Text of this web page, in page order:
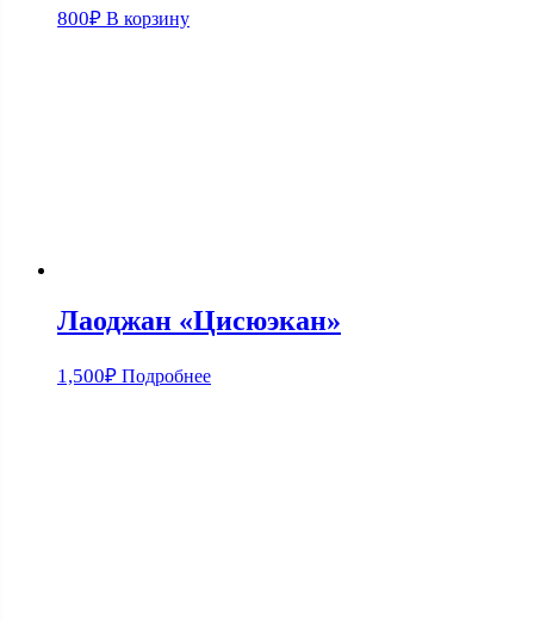
800₽ В корзину
Лаоджан «Цисюэкан»
1,500₽ Подробнее